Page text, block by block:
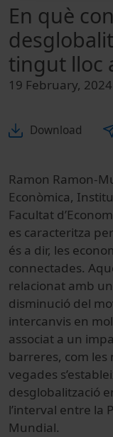
En què
tingut lloc
19 February, 2024
Download
Ramon Ramon-
Econòmica,
Facultat
es caracteritza
és a dir, les
connectades.
relacionat amb
disminució del
intercanvis en
associat a un
barreres, com les
vegades
desglobalització
l’interval entre la
Mundial.